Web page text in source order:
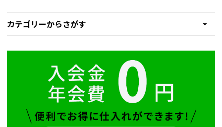
カテゴリーからさがす